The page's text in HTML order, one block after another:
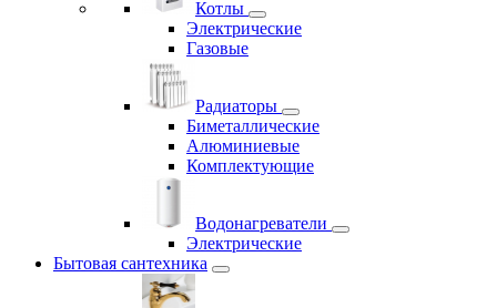
Котлы
Электрические
Газовые
Радиаторы
Биметаллические
Алюминиевые
Комплектующие
Водонагреватели
Электрические
Бытовая сантехника